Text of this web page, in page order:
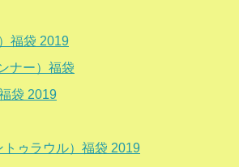
福袋 2019
ナー）福袋
袋 2019
トゥラウル）福袋 2019